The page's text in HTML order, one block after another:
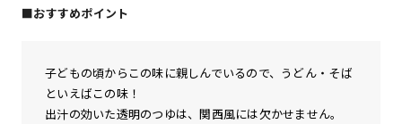
■おすすめポイント
子どもの頃からこの味に親しんでいるので、うどん・そば
といえばこの味！
出汁の効いた透明のつゆは、関西風には欠かせません。